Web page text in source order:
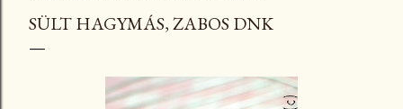
SÜLT HAGYMÁS, ZABOS DNK